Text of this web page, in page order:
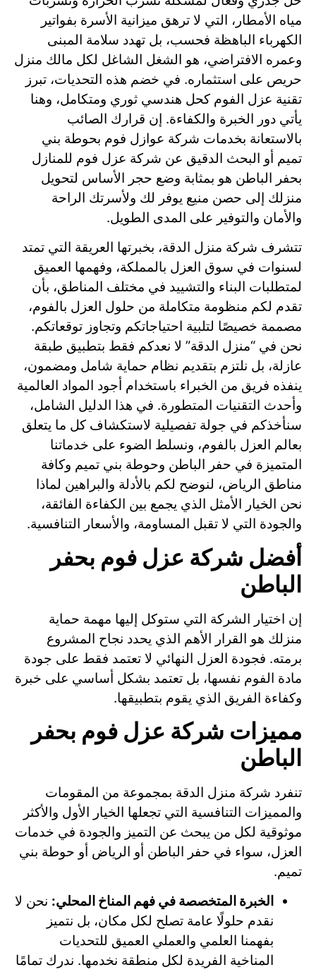
مياه الأمطار، التي لا ترهق ميزانية الأسرة بفواتير
الكهرباء الباهظة فحسب، بل تهدد سلامة المبنى
وعمره الافتراضي، هو الشغل الشاغل لكل مالك منزل
حريص على استثماره. في خضم هذه التحديات، تبرز
تقنية عزل الفوم كحل هندسي ثوري ومتكامل، وهنا
يأتي دور الخبرة والكفاءة. إن قرارك الصائب
بالاستعانة بخدمات شركة عوازل فوم بحوطة بني
تميم أو البحث الدقيق عن شركة عزل فوم للمنازل
بحفر الباطن هو بمثابة وضع حجر الأساس لتحويل
منزلك إلى حصن منيع يوفر لك ولأسرتك الراحة
والأمان والتوفير على المدى الطويل.
تتشرف شركة منزل الدقة، بخبرتها العريقة التي تمتد
لسنوات في سوق العزل بالمملكة، وفهمها العميق
لمتطلبات البناء والتشييد في مختلف المناطق، بأن
تقدم لكم منظومة متكاملة من حلول العزل بالفوم،
مصممة خصيصًا لتلبية احتياجاتكم وتجاوز توقعاتكم.
نحن في “منزل الدقة” لا نعدكم فقط بتطبيق طبقة
عازلة، بل نلتزم بتقديم نظام حماية شامل ومضمون،
ينفذه فريق من الخبراء باستخدام أجود المواد العالمية
وأحدث التقنيات المتطورة. في هذا الدليل الشامل،
سنأخذكم في جولة تفصيلية لاستكشاف كل ما يتعلق
بعالم العزل بالفوم، ونسلط الضوء على خدماتنا
المتميزة في حفر الباطن وحوطة بني تميم وكافة
مناطق الرياض، لنوضح لكم بالأدلة والبراهين لماذا
نحن الخيار الأمثل الذي يجمع بين الكفاءة الفائقة،
والجودة التي لا تقبل المساومة، والأسعار التنافسية.
أفضل شركة عزل فوم بحفر
الباطن
إن اختيار الشركة التي ستوكل إليها مهمة حماية
منزلك هو القرار الأهم الذي يحدد نجاح المشروع
برمته. فجودة العزل النهائي لا تعتمد فقط على جودة
مادة الفوم نفسها، بل تعتمد بشكل أساسي على خبرة
وكفاءة الفريق الذي يقوم بتطبيقها.
مميزات شركة عزل فوم بحفر
الباطن
تنفرد شركة منزل الدقة بمجموعة من المقومات
والمميزات التنافسية التي تجعلها الخيار الأول والأكثر
موثوقية لكل من يبحث عن التميز والجودة في خدمات
العزل، سواء في حفر الباطن أو الرياض أو حوطة بني
تميم.
الخبرة المتخصصة في فهم المناخ المحلي: نحن لا
نقدم حلولًا عامة تصلح لكل مكان، بل نتميز
بفهمنا العلمي والعملي العميق للتحديات
المناخية الفريدة لكل منطقة نخدمها. ندرك تمامًا